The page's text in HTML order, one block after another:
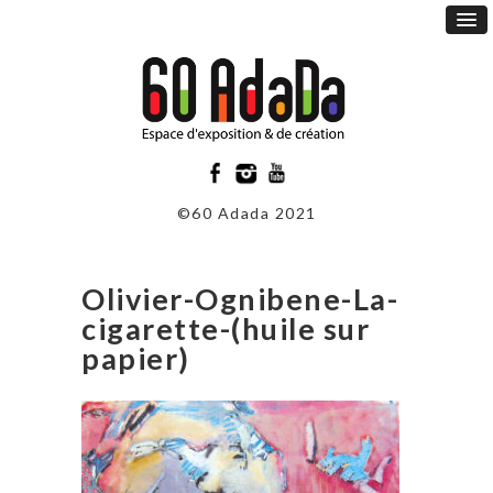
©60 Adada 2021
Olivier-Ognibene-La-
cigarette-(huile sur
papier)